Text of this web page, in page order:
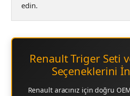
edin.
Renault Triger Seti
Seçeneklerini
Renault aracınız için doğru